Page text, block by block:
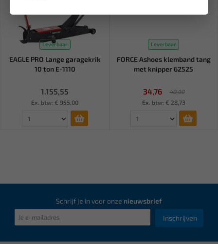
Leverbaar
EAGLE PRO Lange garagekrik
10 ton E-1110
1.155,55
Ex. btw: € 955,00
Leverbaar
FORCE Ashoes klemband tang
met knipper 62525
34,76
40,90
Ex. btw: € 28,73
Schrijf je in voor onze nieuwsbrief
Inschrijven